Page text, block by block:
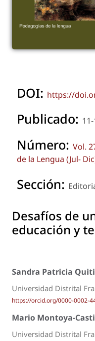
DOI: https://
Publicado:
Número: Vol.
de la Lengua (Jul-
Sección:
Desafíos de
educación y
Sandra Patricia
Universidad Distrital
https://orcid.org/0000-0002-
Mario Montoya-
Universidad Distrital